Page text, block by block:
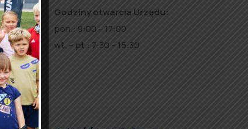
Godziny otwarcia Urzędu:
pon.: 9:00 – 17:00
wt. – pt.: 7:30 – 15:30